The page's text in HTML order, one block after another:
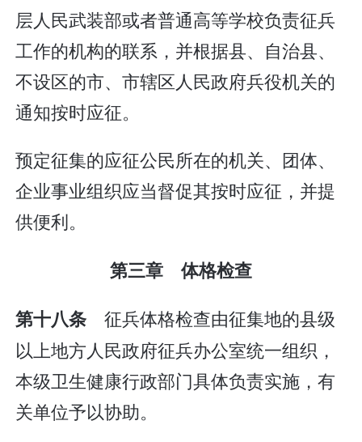
层人民武装部或者普通高等学校负责征兵
工作的机构的联系，并根据县、自治县、
不设区的市、市辖区人民政府兵役机关的
通知按时应征。
预定征集的应征公民所在的机关、团体、
企业事业组织应当督促其按时应征，并提
供便利。
第三章 体格检查
第十八条 征兵体格检查由征集地的县级
以上地方人民政府征兵办公室统一组织，
本级卫生健康行政部门具体负责实施，有
关单位予以协助。